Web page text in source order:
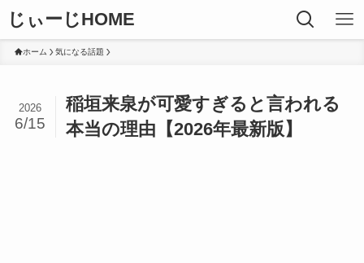
じぃーじHOME
ホーム 気になる話題
稲垣来泉が可愛すぎると言われる
本当の理由【2026年最新版】
2026
6/15